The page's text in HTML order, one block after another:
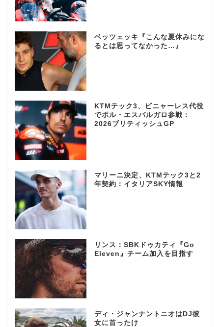
ベッツェッキ『こんな夏休みにな
るとは思ってなかった…』
KTMテック3、ビニャーレス代役
でポル・エスパルガロ参戦：
2026ブリティッシュGP
マリーニ決定、KTMテック3と2
年契約：イタリアSKY情報
リンス：SBKドゥカティ『Go
Eleven』チーム加入を目指す
ディ・ジャンナントニオはDJ彼
女に首ったけ